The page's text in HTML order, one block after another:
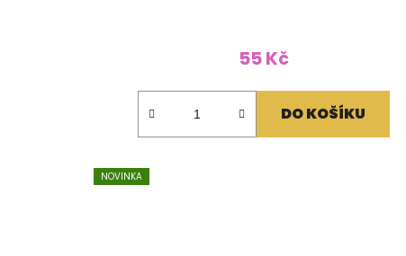
55 Kč
DO KOŠÍKU
NOVINKA